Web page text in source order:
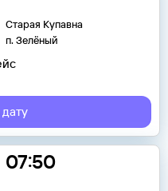
Старая Купавна
п. Зелёный
07:50